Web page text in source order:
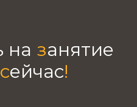
на занятие
сейчас!